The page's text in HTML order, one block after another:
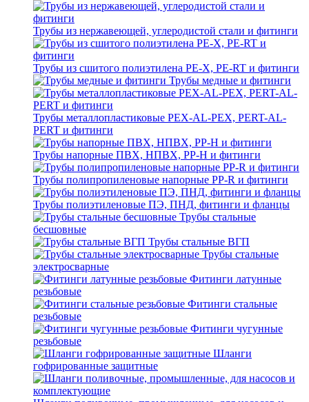
Трубы из нержавеющей, углеродистой стали и фитинги
Трубы из сшитого полиэтилена PE-X, PE-RT и фитинги
Трубы медные и фитинги
Трубы металлопластиковые PEX-AL-PEX, PERT-AL-
PERT и фитинги
Трубы напорные ПВХ, НПВХ, PP-H и фитинги
Трубы полипропиленовые напорные PP-R и фитинги
Трубы полиэтиленовые ПЭ, ПНД, фитинги и фланцы
Трубы стальные
бесшовные
Трубы стальные ВГП
Трубы стальные
электросварные
Фитинги латунные
резьбовые
Фитинги стальные
резьбовые
Фитинги чугунные
резьбовые
Шланги
гофрированные защитные